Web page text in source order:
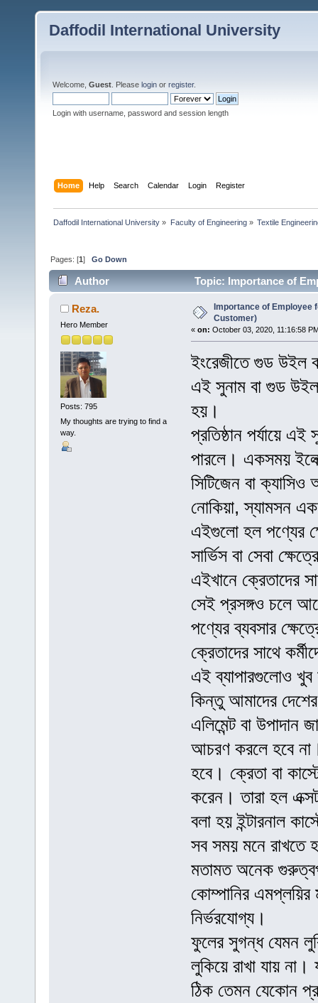
Daffodil International University
Welcome, Guest . Please login or register.
Login with username, password and session length
Home Help Search Calendar Login Register
Daffodil International University » Faculty of Engineering» Textile
Pages: [1]Go Down
Author Topic: Importance of
Reza.
Hero Member
Posts: 795
My thoughts are trying to find a
way.
Importance of Employee
Customer)
« on: October 03, 2020, 11:16:58
ইংরেজীতে গুড উইল
এই সুনাম বা গুড উইল
হয়।
প্রতিষ্ঠান পর্যায়ে
পারলে। একসময়
সিটিজেন বা ক্যাসিও
নোকিয়া, স্যামসন
এইগুলো হল পণ্যের
সার্ভিস বা সেবা
এইখানে ক্রেতাদের
সেই প্রসঙ্গও চলে
পণ্যের ব্যবসার
ক্রেতাদের সাথে
এই ব্যাপারগুলোও
কিন্তু আমাদের
এলিমেন্ট বা
আচরণ করলে হবে না।
হবে। ক্রেতা বা
করেন। তারা হল
বলা হয় ইন্টারনাল
সব সময় মনে রাখতে
মতামত অনেক
কোম্পানির
নির্ভরযোগ্য।
ফুলের সুগন্ধ যেমন
লুকিয়ে রাখা যায়
ঠিক তেমন যেকোন